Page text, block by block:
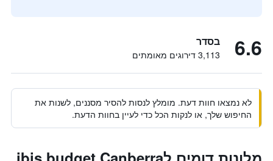
6.6 בסדר
3,113 דירוגים מאומתים
לא נמצאו חוות דעת. מומלץ לנסות להסיר מסננים, לשנות את
החיפוש שלך, או לנקות הכל כדי לעיין בחוות הדעת.